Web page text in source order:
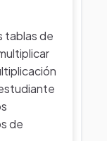
tablas de
de